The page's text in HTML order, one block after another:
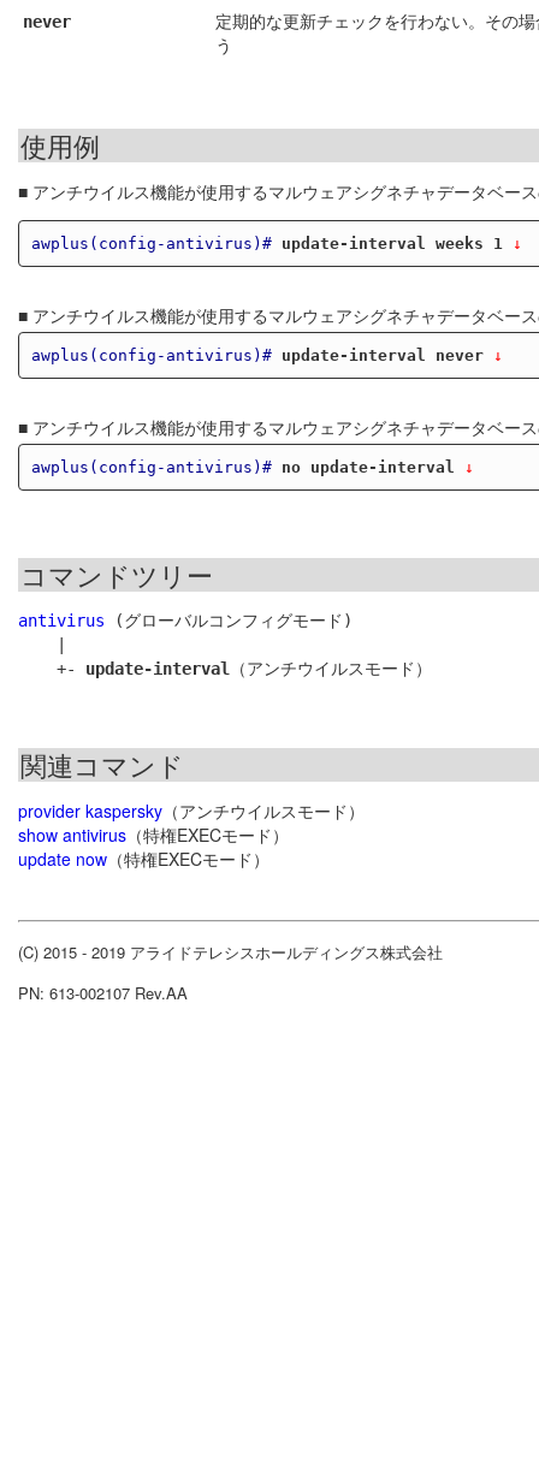
never
定期的な更新チェックを行わない。その
う
使用例
■ アンチウイルス機能が使用するマルウェアシグネチャデータベー
awplus(config-antivirus)# update-interval weeks 1 ↓
■ アンチウイルス機能が使用するマルウェアシグネチャデータベー
awplus(config-antivirus)# update-interval never ↓
■ アンチウイルス機能が使用するマルウェアシグネチャデータベー
awplus(config-antivirus)# no update-interval ↓
コマンドツリー
antivirus (グローバルコンフィグモード)
    +-
update-interval
関連コマンド
provider kaspersky （アンチウイルスモード）
show antivirus （特権EXECモード）
update now （特権EXECモード）
(C) 2015 - 2019 アライドテレシスホールディングス株式会社
PN: 613-002107 Rev.AA